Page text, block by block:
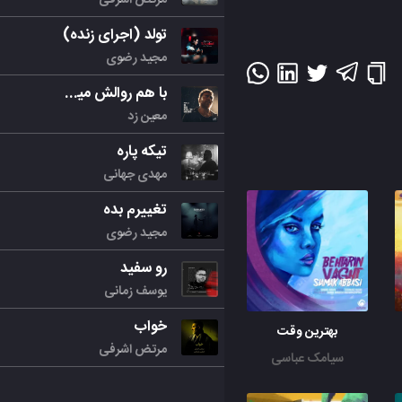
بهترین وقت
سیامک عباسی
تولد (اجرای زنده)
مجید رضوی
با هم روالش میکنیم
معین زد
تیکه پاره
مهدی جهانی
تغییرم بده
مجید رضوی
رو سفید
یوسف زمانی
خواب
مرتض اشرفی